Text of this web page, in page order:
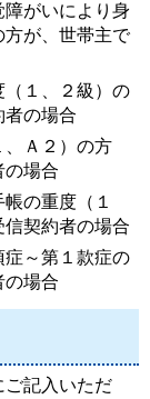
障がいにより身
が、世帯主で
（１、２級）の
者の場合
、Ａ２）の方
の場合
の重度（１
契約者の場合
症～第１款症の
の場合
ご記入いただ